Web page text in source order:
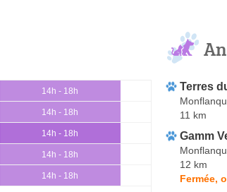
14h - 18h
14h - 18h
14h - 18h
14h - 18h
14h - 18h
Terres
11 km
Gamm
12 km
Fermée,